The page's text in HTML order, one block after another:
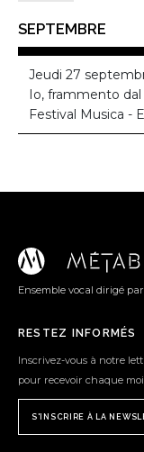
SEPTEMBRE
Jeudi 27
Io, frammento
Festival Musica -
Ensemble vocal dirigé
RESTEZ INFORMÉS
Inscrivez-vous à notre
pour recevoir chaque
S'INSCRIRE À LA